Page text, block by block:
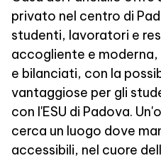
privato nel centro di
studenti, lavoratori e
accogliente e
e bilanciati, con la
vantaggiose per gli
con l'ESU di Padova.
cerca un luogo dove
accessibili, nel cuore